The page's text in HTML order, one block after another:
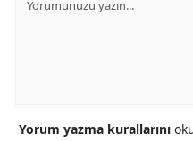
Yorum yazma kurallarını